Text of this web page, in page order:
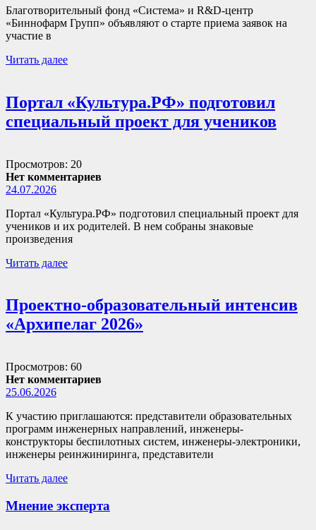
Благотворительный фонд «Система» и R&D-центр
«Биннофарм Групп» объявляют о старте приема заявок на
участие в
Читать далее
Портал «Культура.РФ» подготовил
специальный проект для учеников
Просмотров: 20
Нет комментариев
24.07.2026
Портал «Культура.РФ» подготовил специальный проект для
учеников и их родителей. В нем собраны знаковые
произведения
Читать далее
Проектно-образовательный интенсив
«Архипелаг 2026»
Просмотров: 60
Нет комментариев
25.06.2026
К участию приглашаются: представители образовательных
программ инженерных направлений, инженеры-
конструкторы беспилотных систем, инженеры-электроники,
инженеры реинжиниринга, представители
Читать далее
Мнение эксперта